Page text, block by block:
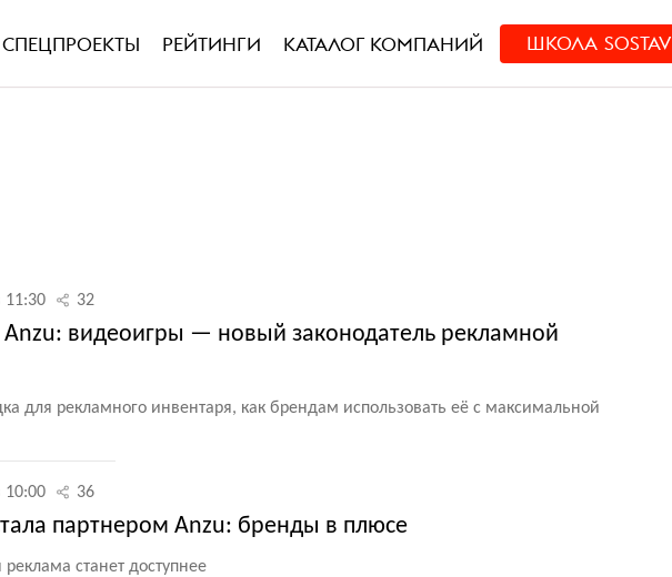
СПЕЦПРОЕКТЫ РЕЙТИНГИ КАТАЛОГ КОМПАНИЙ ШКОЛА SOSTAV
11:30 32
Anzu: видеоигры — новый законодатель рекламной
для рекламного инвентаря, как брендам использовать её с максимальной
10:00 36
партнером Anzu: бренды в плюсе
станет доступнее